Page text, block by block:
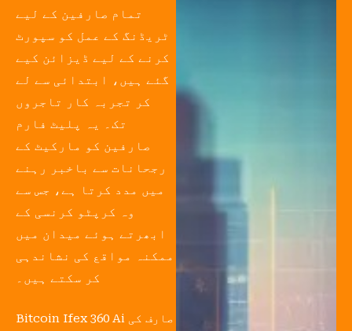
تمام صارفین کے لیے
ٹریڈنگ کے عمل کو سپورٹ
کرنے کے لیے ڈیزائن کیے
گئے ہیں، ابتدائی سے لے
کر تجربہ کار تاجروں
تک۔ یہ پلیٹ فارم
صارفین کو مارکیٹ کے
رجحانات سے باخبر رہنے
میں مدد کرتا ہے، جس سے
وہ کرپٹو کرنسی کے
ابھرتے ہوئے میدان میں
ممکنہ مواقع کی نشاندہی
کر سکتے ہیں۔
Bitcoin Ifex 360 Ai صارف کی